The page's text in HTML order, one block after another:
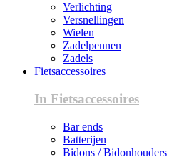
Verlichting
Versnellingen
Wielen
Zadelpennen
Zadels
Fietsaccessoires
In Fietsaccessoires
Bar ends
Batterijen
Bidons / Bidonhouders